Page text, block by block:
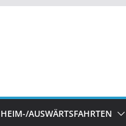
HEIM-/AUSWÄRTSFAHRTEN